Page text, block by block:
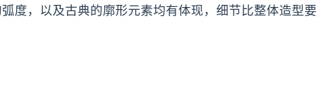
度，以及古典的廓形元素均有体现，细节比整体造型要